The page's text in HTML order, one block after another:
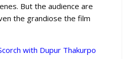
But the audience are
the grandiose the film
with Dupur Thakurpo